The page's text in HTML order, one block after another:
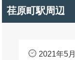
荏原町駅周辺
2021年5